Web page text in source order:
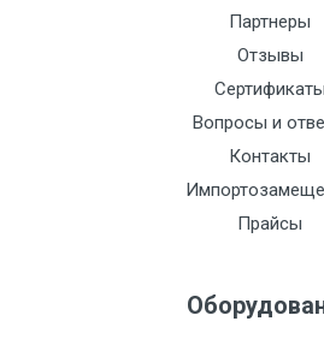
5-8
Партнеры
Отзывы
Сертификаты
Вопросы и
Контакты
Прайсы